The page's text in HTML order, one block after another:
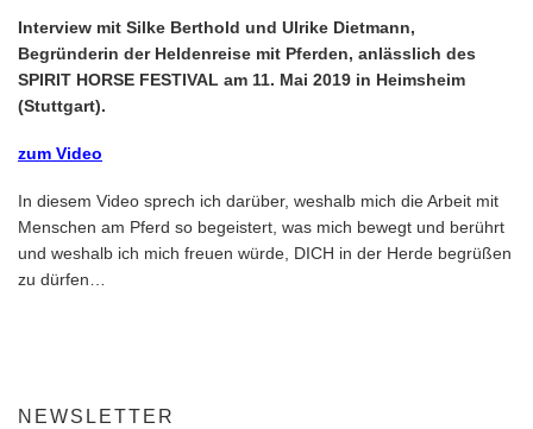
Interview mit Silke Berthold und Ulrike Dietmann,
Begründerin der Heldenreise mit Pferden, anlässlich des
SPIRIT HORSE FESTIVAL am 11. Mai 2019 in Heimsheim
(Stuttgart).
zum Video
In diesem Video sprech ich darüber, weshalb mich die Arbeit mit
Menschen am Pferd so begeistert, was mich bewegt und berührt
und weshalb ich mich freuen würde, DICH in der Herde begrüßen
zu dürfen…
NEWSLETTER